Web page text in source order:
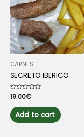
CARNES
SECRETO IBERICO
Rated
0
out
of
5
19.00€
Add to cart